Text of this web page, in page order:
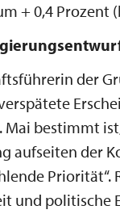
+ 0,4 Prozent
der
Mai bestimmt
aufseiten der
und politische